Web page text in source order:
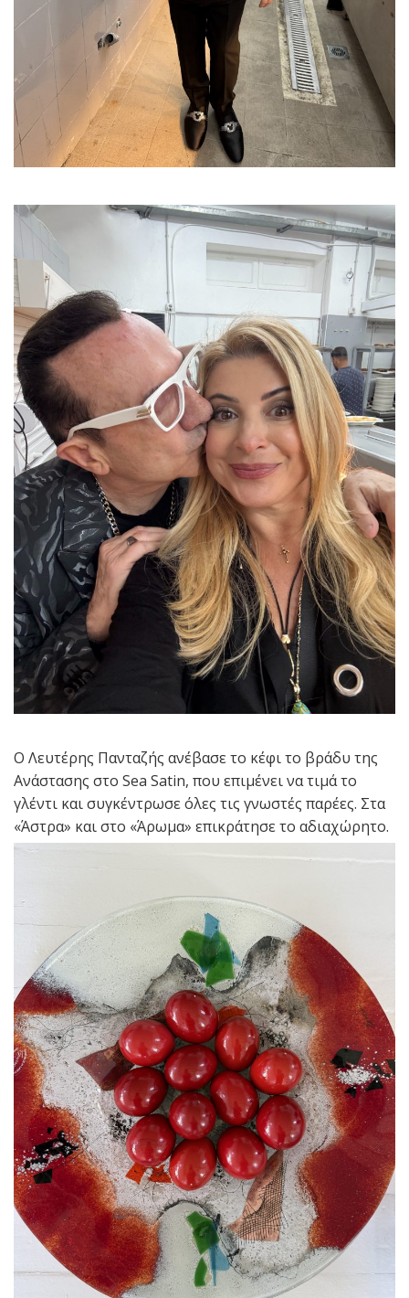
Ο Λευτέρης Πανταζής ανέβασε το κέφι το βράδυ της
Ανάστασης στο Sea Satin, που επιμένει να τιμά το
γλέντι και συγκέντρωσε όλες τις γνωστές παρέες. Στα
«Άστρα» και στο «Άρωμα» επικράτησε το αδιαχώρητο.